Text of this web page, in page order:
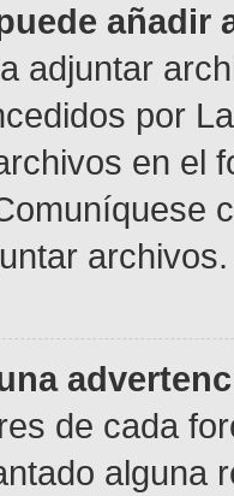
añadir
adjuntar
por
en el
archivos.
de cada
alguna